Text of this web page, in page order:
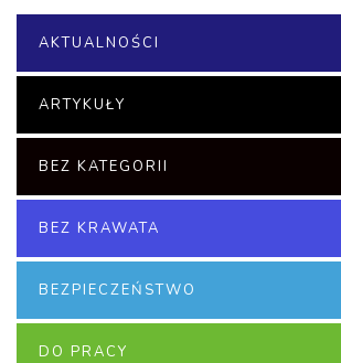
AKTUALNOŚCI
ARTYKUŁY
BEZ KATEGORII
BEZ KRAWATA
BEZPIECZEŃSTWO
DO PRACY